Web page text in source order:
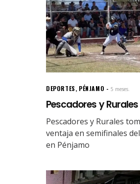
DEPORTES, PÉNJAMO 5 meses.
Pescadores y
Pescadores y Rurales
ventaja en semifinales
en Pénjamo